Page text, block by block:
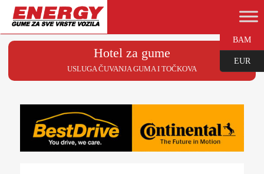
Hotel za gume
USLUGA ČUVANJA GUMA I TOČKOVA
BAM
EUR